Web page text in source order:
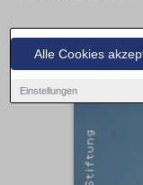
Alle Cookies
Einstellungen